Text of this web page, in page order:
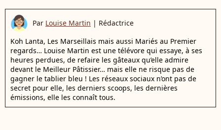
Par Louise Martin | Rédactrice
Koh Lanta, Les Marseillais mais aussi Mariés au Premier
regards… Louise Martin est une télévore qui essaye, à ses
heures perdues, de refaire les gâteaux qu’elle admire
devant le Meilleur Pâtissier… mais elle ne risque pas de
gagner le tablier bleu ! Les réseaux sociaux n’ont pas de
secret pour elle, les derniers scoops, les dernières
émissions, elle les connaît tous.